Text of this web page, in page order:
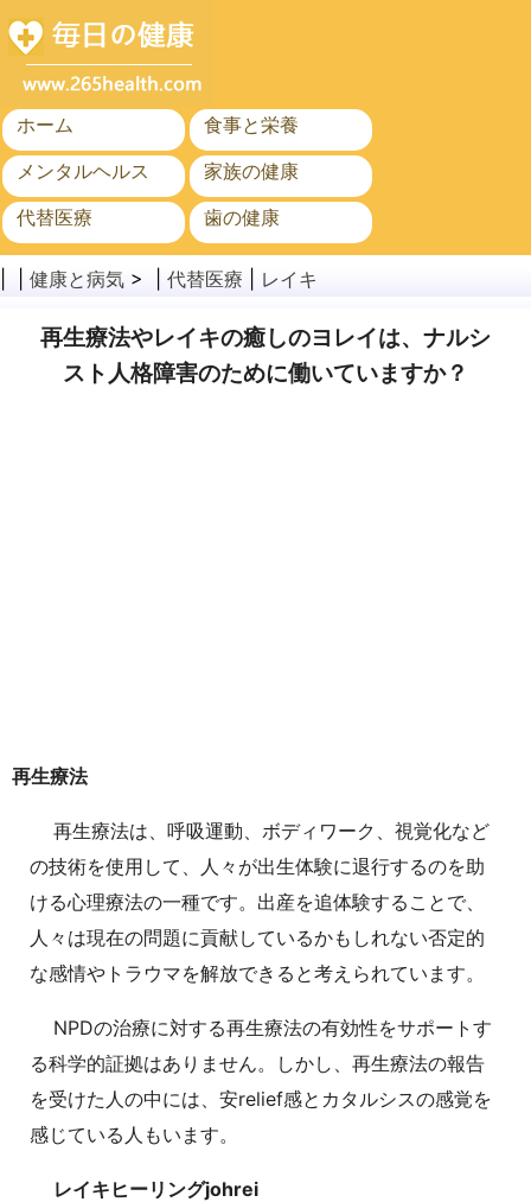
ホーム
食事と栄養
メンタルヘルス
家族の健康
代替医療
歯の健康
がん
公衆衛生と安全
健康と病気 > | 代替医療 レイキ
再生療法やレイキの癒しのヨレイは、ナルシ
スト人格障害のために働いていますか？
再生療法
再生療法は、呼吸運動、ボディワーク、視覚化など
の技術を使用して、人々が出生体験に退行するのを助
ける心理療法の一種です。出産を追体験することで、
人々は現在の問題に貢献しているかもしれない否定的
な感情やトラウマを解放できると考えられています。
NPDの治療に対する再生療法の有効性をサポートす
る科学的証拠はありません。しかし、再生療法の報告
を受けた人の中には、安relief感とカタルシスの感覚を
感じている人もいます。
レイキヒーリングjohrei